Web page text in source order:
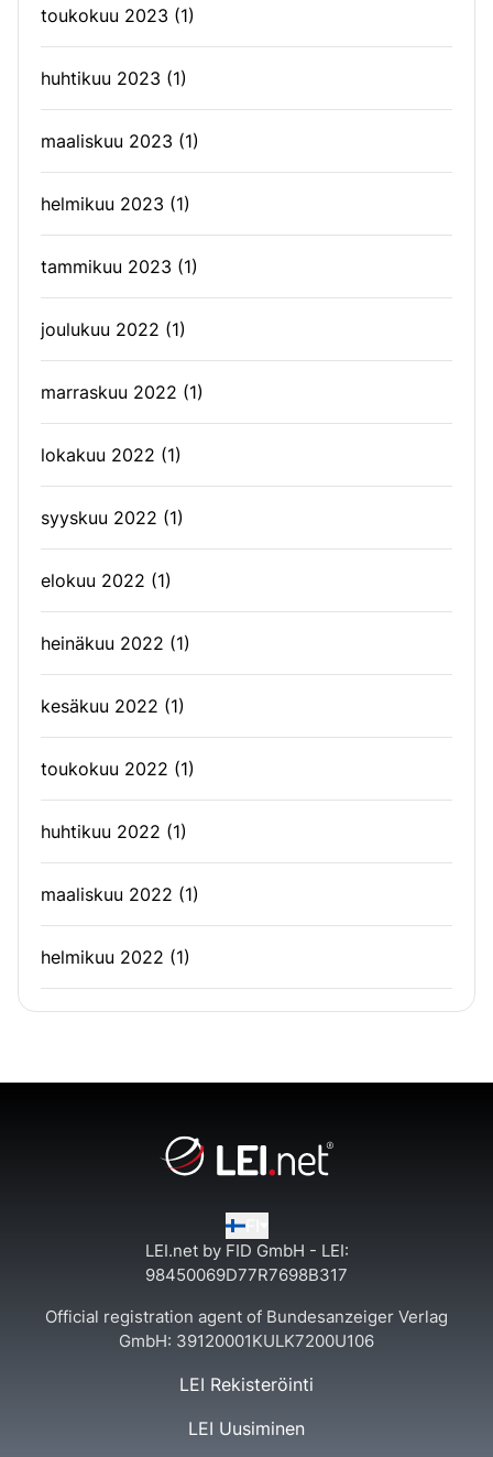
toukokuu 2023 (1)
huhtikuu 2023 (1)
maaliskuu 2023 (1)
helmikuu 2023 (1)
tammikuu 2023 (1)
joulukuu 2022 (1)
marraskuu 2022 (1)
lokakuu 2022 (1)
syyskuu 2022 (1)
elokuu 2022 (1)
heinäkuu 2022 (1)
kesäkuu 2022 (1)
toukokuu 2022 (1)
huhtikuu 2022 (1)
maaliskuu 2022 (1)
helmikuu 2022 (1)
FI
LEI.net by FID GmbH - LEI:
98450069D77R7698B317
Official registration agent of Bundesanzeiger Verlag
GmbH: 39120001KULK7200U106
LEI Rekisteröinti
LEI Uusiminen